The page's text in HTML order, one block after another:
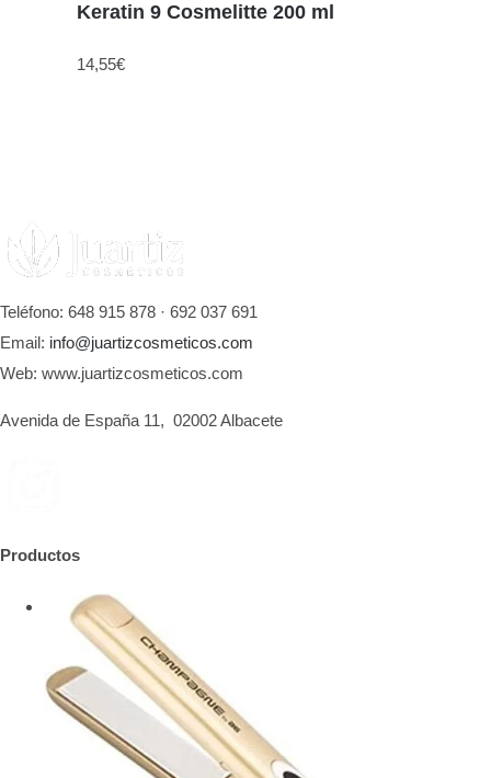
Keratin 9 Cosmelitte 200 ml
14,55€
Teléfono: 648 915 878 · 692 037 691
Email: info@juartizcosmeticos.com
Web: www.juartizcosmeticos.com
Avenida de España 11, 02002 Albacete
Productos